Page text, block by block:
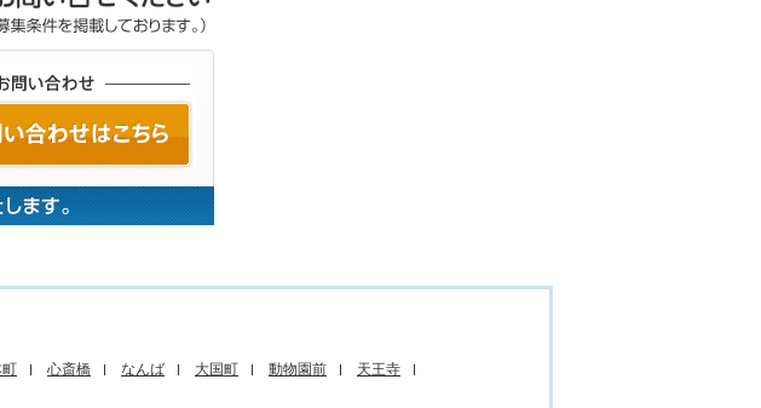
心斎橋 なんば 大国町 動物園前
天王寺